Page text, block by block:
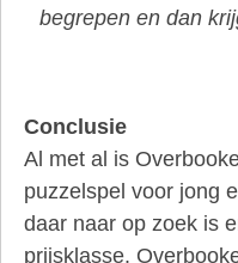
begrepen en dan
Conclusie
Al met al is
puzzelspel voor jong
daar naar op zoek is
prijsklasse.